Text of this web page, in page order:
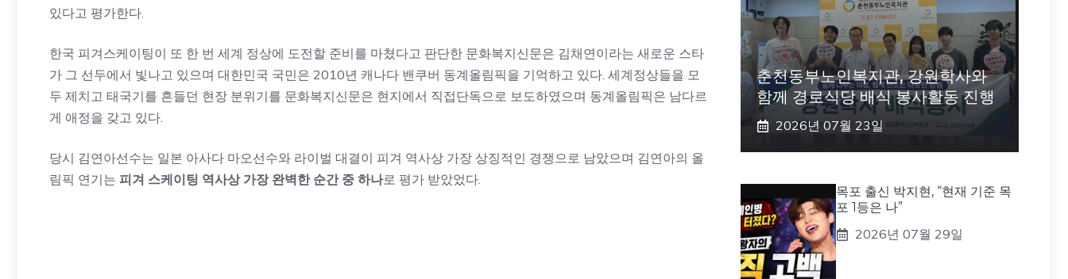
있다고 평가한다.
한국 피겨스케이팅이 또 한 번 세계 정상에 도전할 준비를 마쳤다고 판단한 문화복지신문은 김채연이라는 새로운 스타
가 그 선두에서 빛나고 있으며 대한민국 국민은 2010년 캐나다 밴쿠버 동계올림픽을 기억하고 있다. 세계정상들을 모
두 제치고 태국기를 흔들던 현장 분위기를 문화복지신문은 현지에서 직접단독으로 보도하였으며 동계올림픽은 남다르
게 애정을 갖고 있다.
당시 김연아선수는 일본 아사다 마오선수와 라이벌 대결이 피겨 역사상 가장 상징적인 경쟁으로 남았으며 김연아의 올
림픽 연기는 피겨 스케이팅 역사상 가장 완벽한 순간 중 하나로 평가 받았었다.
춘천동부노인복지관, 강원학사와
함께 경로식당 배식 봉사활동 진행
2026년 07월 23일
목포 출신 박지현, “현재 기준 목
포 1등은 나”
2026년 07월 29일